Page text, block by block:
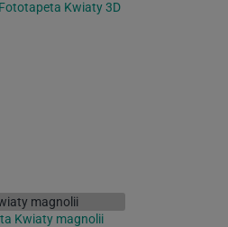
Kwiaty 3D
Kwiaty magnolii